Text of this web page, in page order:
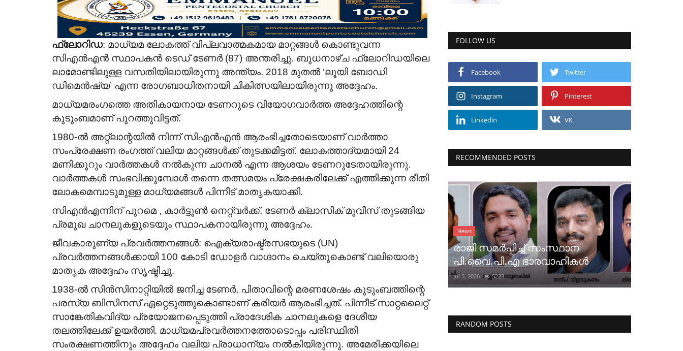
ഫ്ലോറിഡ: മാധ്യമ ലോകത്ത് വിപ്ലവാത്മകമായ മാറ്റങ്ങൾ കൊണ്ടുവന്ന
സിഎൻഎൻ സ്ഥാപകൻ ടെഡ് ടേണർ (87) അന്തരിച്ചു. ബുധനാഴ്ച ഫ്ലോറിഡയിലെ
ലാമോണ്ടിലുള്ള വസതിയിലായിരുന്നു അന്ത്യം. 2018 മുതൽ ‘ലൂയി ബോഡി
ഡിമെൻഷ്യ’ എന്ന രോഗബാധിതനായി ചികിത്സയിലായിരുന്നു അദ്ദേഹം.
മാധ്യമരംഗത്തെ അതികായനായ ടേണറുടെ വിയോഗവാർത്ത അദ്ദേഹത്തിന്റെ
കുടുംബമാണ് പുറത്തുവിട്ടത്.
1980-ൽ അറ്റ്‌ലാന്റയിൽ നിന്ന് സിഎൻഎൻ ആരംഭിച്ചതോടെയാണ് വാർത്താ
സംപ്രേക്ഷണ രംഗത്ത് വലിയ മാറ്റങ്ങൾക്ക് തുടക്കമിട്ടത്. ലോകത്താദ്യമായി 24
മണിക്കൂറും വാർത്തകൾ നൽകുന്ന ചാനൽ എന്ന ആശയം ടേണറുടേതായിരുന്നു.
വാർത്തകൾ സംഭവിക്കുമ്പോൾ തന്നെ തത്സമയം പ്രേക്ഷകരിലേക്ക് എത്തിക്കുന്ന രീതി
ലോകമെമ്പാടുമുള്ള മാധ്യമങ്ങൾ പിന്നീട് മാതൃകയാക്കി.
സിഎൻഎന്നിന് പുറമെ , കാർട്ടൂൺ നെറ്റ്‌വർക്ക്, ടേണർ ക്ലാസിക് മൂവീസ് തുടങ്ങിയ
പ്രമുഖ ചാനലുകളുടെയും സ്ഥാപകനായിരുന്നു അദ്ദേഹം.
ജീവകാരുണ്യ പ്രവർത്തനങ്ങൾ: ഐക്യരാഷ്ട്രസഭയുടെ (UN)
പ്രവർത്തനങ്ങൾക്കായി 100 കോടി ഡോളർ വാഗ്ദാനം ചെയ്തുകൊണ്ട് വലിയൊരു
മാതൃക അദ്ദേഹം സൃഷ്ടിച്ചു.
1938-ൽ സിൻസിനാറ്റിയിൽ ജനിച്ച ടേണർ, പിതാവിന്റെ മരണശേഷം കുടുംബത്തിന്റെ
പരസ്യ ബിസിനസ് ഏറ്റെടുത്തുകൊണ്ടാണ് കരിയർ ആരംഭിച്ചത്. പിന്നീട് സാറ്റലൈറ്റ്
സാങ്കേതികവിദ്യ പ്രയോജനപ്പെടുത്തി പ്രാദേശിക ചാനലുകളെ ദേശീയ
തലത്തിലേക്ക് ഉയർത്തി. മാധ്യമപ്രവർത്തനത്തോടൊപ്പം പരിസ്ഥിതി
സംരക്ഷണത്തിനും അദ്ദേഹം വലിയ പ്രാധാന്യം നൽകിയിരുന്നു. അമേരിക്കയിലെ
FOLLOW US
Facebook Twitter
Instagram Pinterest
Linkedin VK
RECOMMENDED POSTS
News
രാജി സമർപ്പിച്ച് സംസ്ഥാന
പി.വൈ.പി.എ ഭാരവാഹികൾ
Jul 5, 2026 5228
RANDOM POSTS